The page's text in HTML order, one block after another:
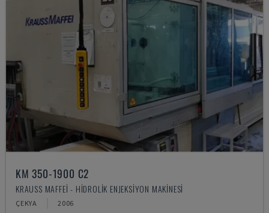
KM 350-1900 C2
KRAUSS MAFFEI - HIDROLIK ENJEKSIYON MAKINESI
ÇEKYA 2006